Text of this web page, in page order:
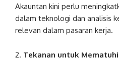
Akauntan kini perlu
dalam teknologi dan analisis
relevan dalam pasaran kerja.
2. Tekanan untuk